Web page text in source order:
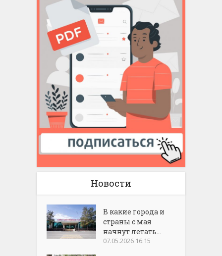
Новости
В какие города и
страны с мая
начнут летать...
07.05.2026 16:15